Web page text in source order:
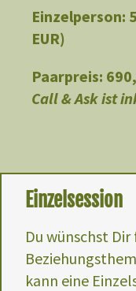
Einzelperson:
EUR)
Paarpreis:
Call & Ask ist
Einzelsession
Du wünschst
kann eine